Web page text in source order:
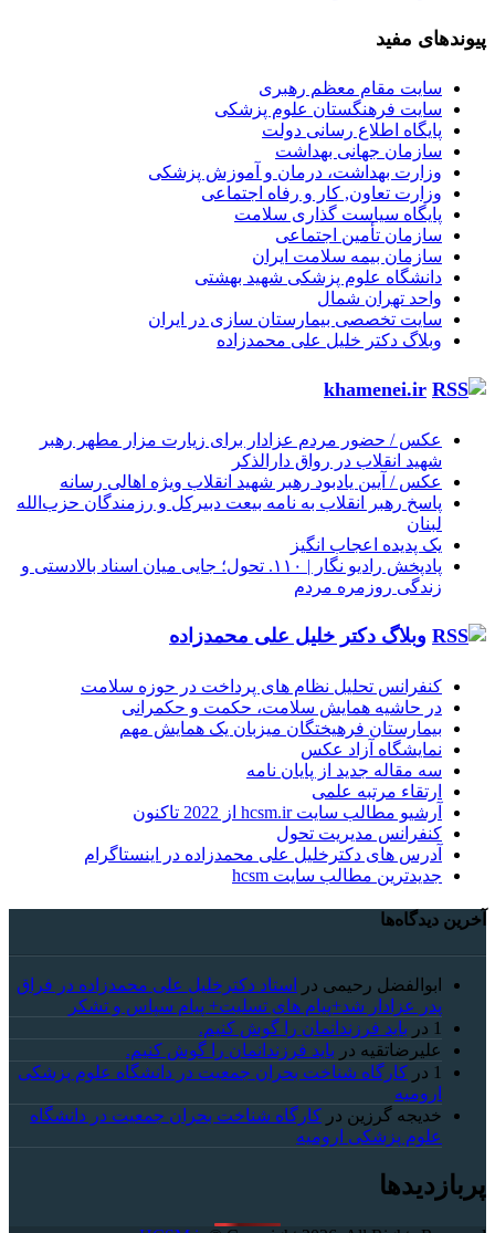
پیوندهای مفید
سایت مقام معظم رهبری
سایت فرهنگستان علوم پزشکی
پایگاه اطلاع رسانی دولت
سازمان جهانی بهداشت
وزارت بهداشت، درمان و آموزش پزشکی
وزارت تعاون, کار و رفاه اجتماعی
پایگاه سیاست گذاری سلامت
سازمان تأمین اجتماعی
سازمان بیمه سلامت ایران
دانشگاه علوم پزشکی شهید بهشتی
واحد تهران شمال
سایت تخصصی بیمارستان سازی در ایران
وبلاگ دکتر خلیل علی محمدزاده
khamenei.ir
عکس / حضور مردم عزادار برای زیارت مزار مطهر رهبر
شهید انقلاب در رواق دارالذکر
عکس / آیین یادبود رهبر شهید انقلاب ویژه اهالی رسانه
پاسخ رهبر انقلاب به نامه بیعت دبیرکل و رزمندگان حزب‌الله
لبنان
یک پدیده اعجاب انگیز
پادپخش رادیو نگار | ۱۱۰. تحول؛ جایی میان اسناد بالادستی و
زندگی روزمره مردم
وبلاگ دکتر خلیل علی محمدزاده
کنفرانس تحلیل نظام های پرداخت در حوزه سلامت
در حاشیه همایش سلامت، حکمت و حکمرانی
بیمارستان فرهیختگان میزبان یک همایش مهم
نمایشگاه آزاد عکس
سه مقاله جدید از پایان نامه
ارتقاء مرتبه علمی
آرشیو مطالب سایت hcsm.ir از 2022 تاکنون
کنفرانس مدیریت تحول
آدرس های دکترخلیل علی محمدزاده در اینستاگرام
جدیدترین مطالب سایت hcsm
آخرین دیدگاه‌ها
ابوالفضل رحیمی در
استاد دکترخلیل علی محمدزاده در فراق
پدر عزادار شد+پیام های تسلیت+ پیام سپاس و تشکر
1 در باید فرزندانمان را گوش کنیم.
علیرضاتقیه در باید فرزندانمان را گوش کنیم.
1 در کارگاه شناخت بحران جمعیت در دانشگاه علوم پزشکی
ارومیه
خديجه گرزین در کارگاه شناخت بحران جمعیت در دانشگاه
علوم پزشکی ارومیه
پربازدیدها